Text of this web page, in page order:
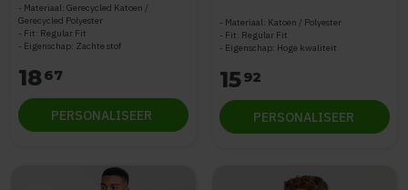
Materiaal: Gerecycled Katoen /
Gerecycled Polyester
Fit: Regular Fit
Eigenschap: Zachte stof
1867
PERSONALISEER
Materiaal: Katoen / Polyester
Fit: Regular Fit
Eigenschap: Hoge kwaliteit
1592
PERSONALISEER